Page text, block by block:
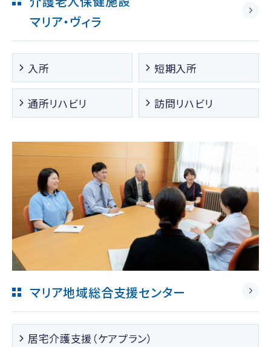
マリア・ヴィラ
入所 短期入所
通所リハビリ 訪問リハビリ
マリア地域総合支援センター
居宅介護支援（ケアプラン）